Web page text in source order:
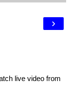
›
live video from